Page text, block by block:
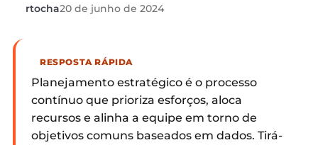
rtocha20 de junho de 2024
RESPOSTA RÁPIDA
Planejamento estratégico é o processo
contínuo que prioriza esforços, aloca
recursos e alinha a equipe em torno de
objetivos comuns baseados em dados. Tirá-